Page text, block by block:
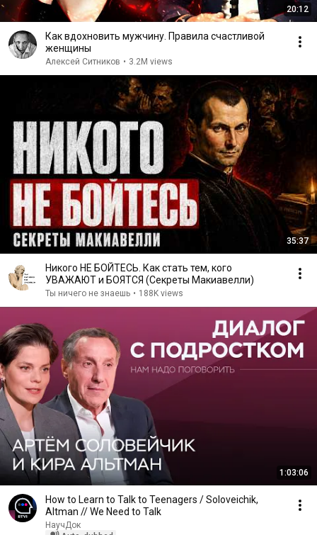
20:12
Как вдохновить мужчину. Правила счастливой
женщины
Алексей Ситников • 3.2M views
35:37
Никого НЕ БОЙТЕСЬ. Как стать тем, кого
УВАЖАЮТ и БОЯТСЯ (Секреты Макиавелли)
Ты ничего не знаешь • 188K views
1:03:06
How to Learn to Talk to Teenagers / Soloveichik,
Altman // We Need to Talk
НаучДок